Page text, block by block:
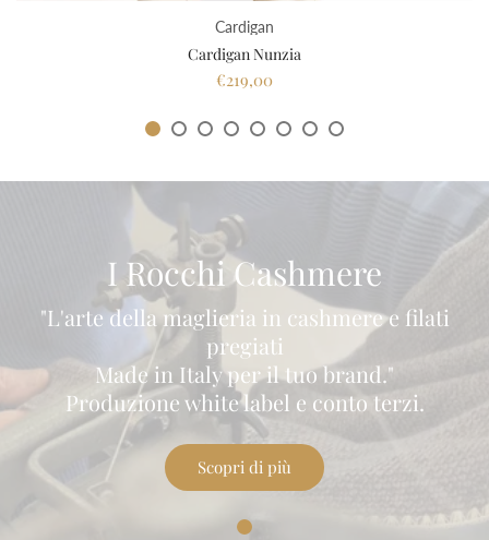
Cardigan
Cardigan Nunzia
€219,00
I Rocchi Cashmere
"L'arte della maglieria in cashmere e filati
pregiati
Made in Italy per il tuo brand."
Produzione white label e conto terzi.
Scopri di più